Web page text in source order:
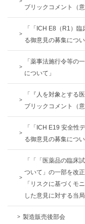
ブリックコメント（
「「ICH E8（R1）
る御意見の募集につ
「薬事法施行令等の
について」
「『人を対象とする
ブリックコメント（
「「ICH E19 安全性
る御意見の募集につ
「「「医薬品の臨床
ついて」の一部を改
「リスクに基づくモ
した意見に対する当局
製造販売後部会